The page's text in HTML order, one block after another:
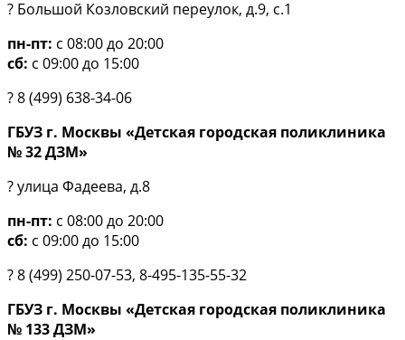
? Большой Козловский переулок, д.9, с.1
пн-пт: с 08:00 до 20:00
сб: с 09:00 до 15:00
? 8 (499) 638-34-06
ГБУЗ г. Москвы «Детская городская поликлиника
№ 32 ДЗМ»
? улица Фадеева, д.8
пн-пт: с 08:00 до 20:00
сб: с 09:00 до 15:00
? 8 (499) 250-07-53, 8-495-135-55-32
ГБУЗ г. Москвы «Детская городская поликлиника
№ 133 ДЗМ»